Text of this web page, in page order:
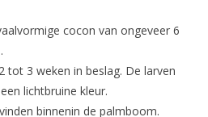
cocon van ongeveer 6
tot 3 weken in beslag. De larven
lichtbruine kleur.
binnenin de palmboom.